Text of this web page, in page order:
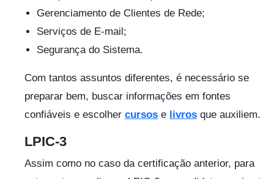
Gerenciamento de Clientes de Rede;
Serviços de E-mail;
Segurança do Sistema.
Com tantos assuntos diferentes, é necessário se
preparar bem, buscar informações em fontes
confiáveis e escolher cursos e livros que auxiliem.
LPIC-3
Assim como no caso da certificação anterior, para